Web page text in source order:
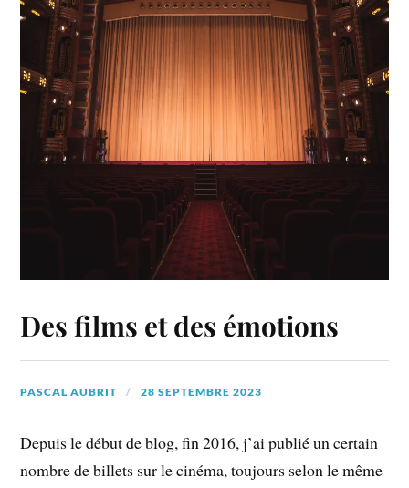
Des films et des émotions
PASCAL AUBRIT 28 SEPTEMBRE 2023
Depuis le début de blog, fin 2016, j’ai publié un certain
nombre de billets sur le cinéma, toujours selon le même